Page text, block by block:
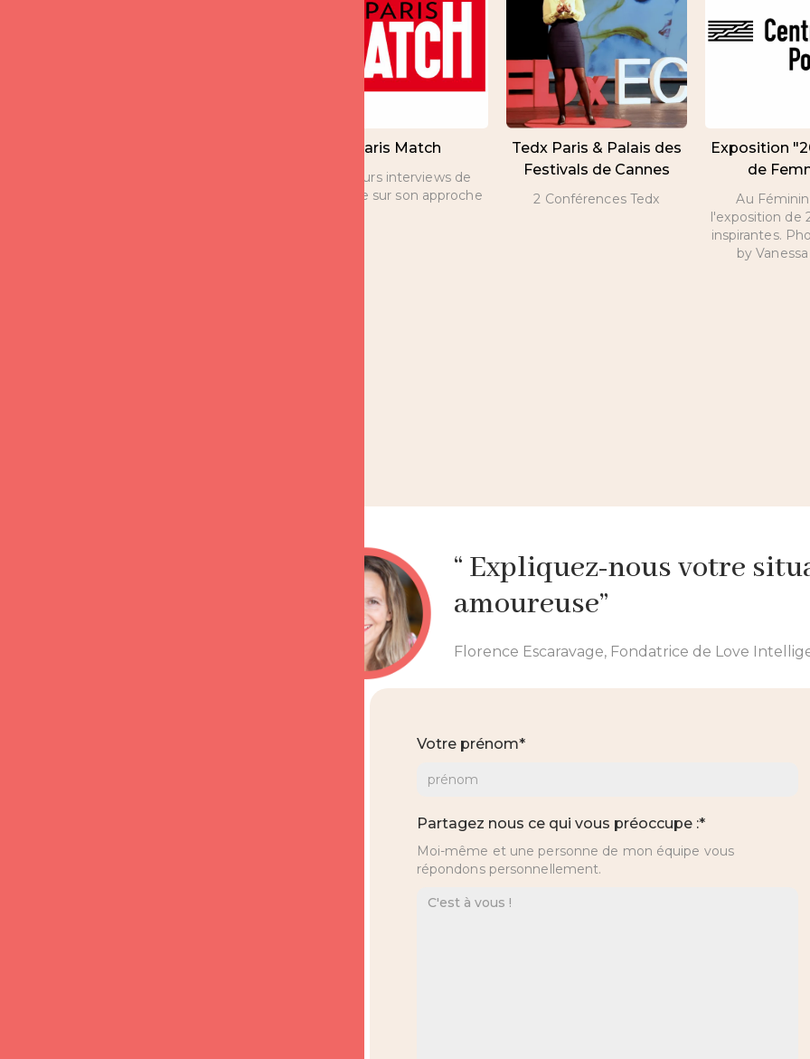
Paris Match
Plusieurs interviews de
Florence sur son approche
Tedx Paris & Palais des
Festivals de Cannes
2 Conférences Tedx
Exposition
de
Au
l'exposition de
inspirantes.
by
“ Expliquez-nous votre
amoureuse”
Florence Escaravage, Fondatrice de Love
Votre prénom*
Partagez nous ce qui vous préoccupe :*
Moi-même et une personne de mon équipe vous
répondons personnellement.